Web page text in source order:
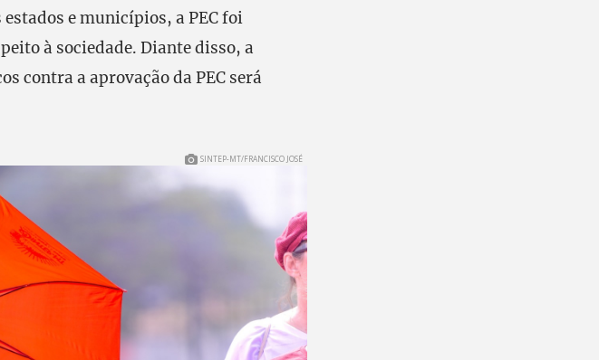
e municípios, a PEC foi
à sociedade. Diante disso, a
contra a aprovação da PEC será
SINTEP-MT/FRANCISCO JOSÉ